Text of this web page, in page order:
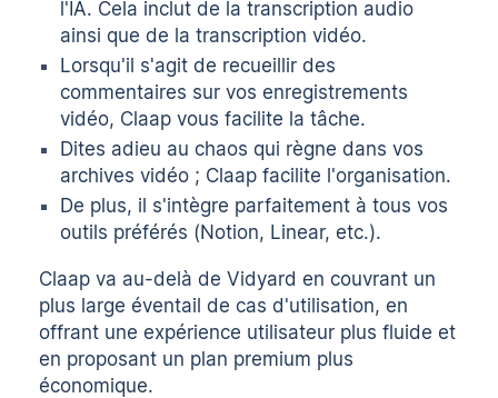
l'IA. Cela inclut de latranscription audio
ainsi que de latranscription vidéo.
Lorsqu'il s'agit de recueillir des
commentaires sur vos enregistrements
vidéo, Claap vous facilite la tâche.
Dites adieu au chaos qui règne dans vos
archives vidéo ; Claap facilite l'organisation.
De plus, il s'intègre parfaitement à tous vos
outils préférés (Notion, Linear, etc.).
Claap va au-delà de Vidyard en couvrant un
plus large éventail de cas d'utilisation, en
offrant une expérience utilisateur plus fluide et
en proposant un plan premium plus
économique.